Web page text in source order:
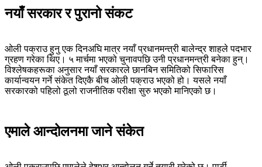
नयाँ सरकार र पुरानो संकट
ओली पक्राउ हुनु एक दिनअघि मात्र नयाँ प्रधानमन्त्री बालेन्द्र शाहले पदभार
ग्रहण गरेका थिए। ५ मार्चमा भएको चुनावपछि उनी प्रधानमन्त्री बनेका हुन्।
विश्लेषकहरूका अनुसार नयाँ सरकारले छानबिन समितिको सिफारिस
कार्यान्वयन गर्ने संकेत दिएकै बीच ओली पक्राउ भएको हो। यसले नयाँ
सरकारको पहिलो ठूलो राजनीतिक परीक्षा सुरु भएको मानिएको छ।
एमाले आन्दोलनमा जाने संकेत